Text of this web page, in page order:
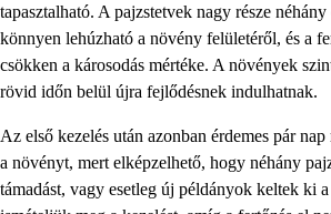
tapasztalható. A pajzstetvek nagy része
könnyen lehúzható a növény felületéről, és a
csökken a károsodás mértéke. A növények
rövid időn belül újra fejlődésnek indulhatnak.
Az első kezelés után azonban érdemes pár
a növényt, mert elképzelhető, hogy néhány
támadást, vagy esetleg új példányok keltek ki